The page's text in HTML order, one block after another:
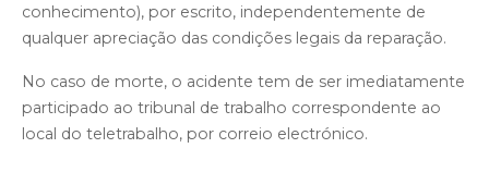
conhecimento), por escrito, independentemente de
qualquer apreciação das condições legais da reparação.
No caso de morte, o acidente tem de ser imediatamente
participado ao tribunal de trabalho correspondente ao
local do teletrabalho, por correio electrónico.